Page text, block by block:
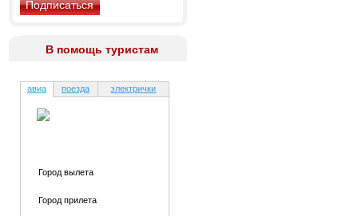
В помощь туристам
авиа поезда электрички